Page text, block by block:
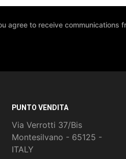
agree to receive communications
PUNTO VENDITA
Via Verrotti 37/Bis
Montesilvano - 65125 -
ITALY